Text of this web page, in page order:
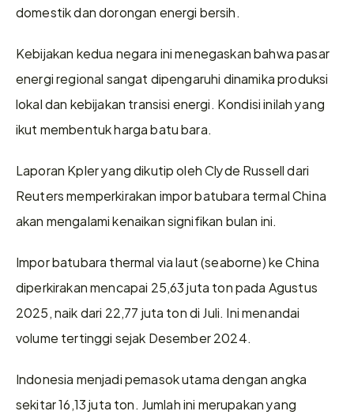
domestik dan dorongan energi bersih.
Kebijakan kedua negara ini menegaskan bahwa pasar
energi regional sangat dipengaruhi dinamika produksi
lokal dan kebijakan transisi energi. Kondisi inilah yang
ikut membentuk harga batu bara.
Laporan Kpler yang dikutip oleh Clyde Russell dari
Reuters memperkirakan impor batubara termal China
akan mengalami kenaikan signifikan bulan ini.
Impor batubara thermal via laut (seaborne) ke China
diperkirakan mencapai 25,63 juta ton pada Agustus
2025, naik dari 22,77 juta ton di Juli. Ini menandai
volume tertinggi sejak Desember 2024.
Indonesia menjadi pemasok utama dengan angka
sekitar 16,13 juta ton. Jumlah ini merupakan yang